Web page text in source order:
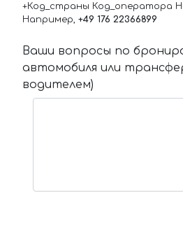
+Код_страны Код_оператора
Например, +49 176 22366899
Ваши вопросы по
автомобиля или
водителем)